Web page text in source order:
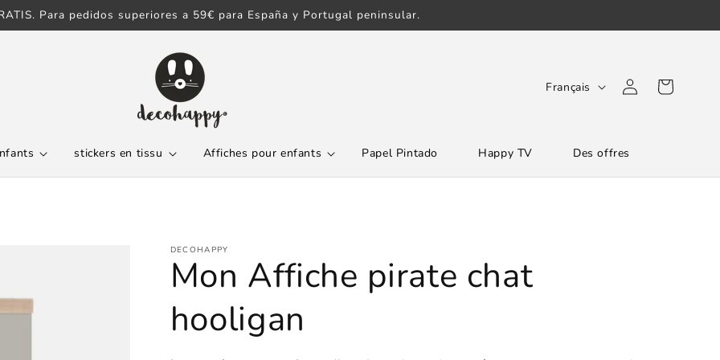
Para pedidos superiores a 59€ para España y Portugal peninsular.
stickers en tissu Affiches pour enfants Papel Pintado Happy TV Des offres
L
u
Français Connexion Panier
DECOHAPPY
Mon Affiche pirate chat
hooligan